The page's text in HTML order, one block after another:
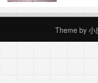
后搜索对
账号即可
店 ……继
Theme by 小